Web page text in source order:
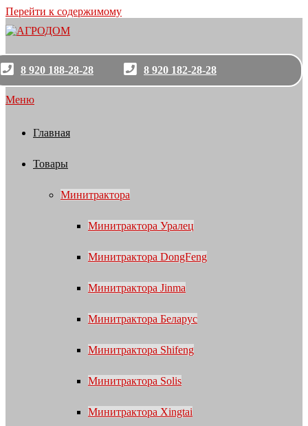
Перейти к содержимому
8 920 188-28-28 8 920 182-28-28
Меню
Главная
Товары
Минитрактора
Минитрактора Уралец
Минитрактора DongFeng
Минитрактора Jinma
Минитрактора Беларус
Минитрактора Shifeng
Минитрактора Solis
Минитрактора Xingtai